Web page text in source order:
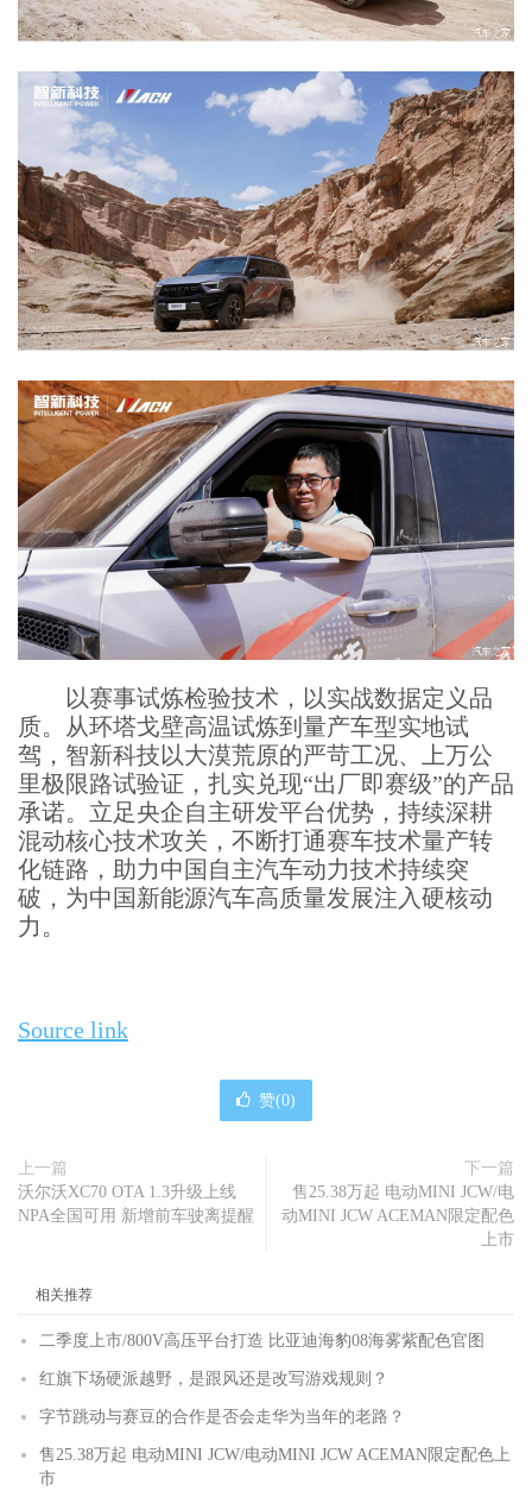
以赛事试炼检验技术，以实战数据定义品
质。从环塔戈壁高温试炼到量产车型实地试
驾，智新科技以大漠荒原的严苛工况、上万公
里极限路试验证，扎实兑现“出厂即赛级”的产品
承诺。立足央企自主研发平台优势，持续深耕
混动核心技术攻关，不断打通赛车技术量产转
化链路，助力中国自主汽车动力技术持续突
破，为中国新能源汽车高质量发展注入硬核动
力。
Source link
赞(0)
上一篇
沃尔沃XC70 OTA 1.3升级上线
NPA全国可用 新增前车驶离提醒
下一篇
售25.38万起 电动MINI JCW/电
动MINI JCW ACEMAN限定配色
上市
相关推荐
二季度上市/800V高压平台打造 比亚迪海豹08海雾紫配色官图
红旗下场硬派越野，是跟风还是改写游戏规则？
字节跳动与赛豆的合作是否会走华为当年的老路？
售25.38万起 电动MINI JCW/电动MINI JCW ACEMAN限定配色上
市